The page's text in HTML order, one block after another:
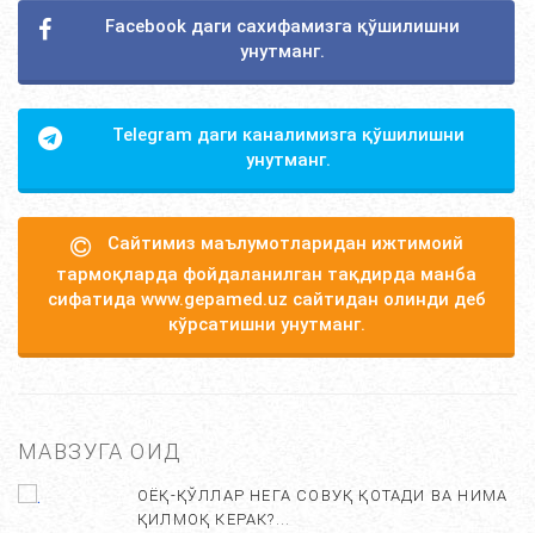
Facebook даги сахифамизга қўшилишни
унутманг.
Telegram даги каналимизга қўшилишни
унутманг.
Сайтимиз маълумотларидан ижтимоий
тармоқларда фойдаланилган тақдирда манба
сифатида www.gepamed.uz сайтидан олинди деб
кўрсатишни унутманг.
МАВЗУГА ОИД
ОЁҚ-ҚЎЛЛАР НЕГА СОВУҚ ҚОТАДИ ВА НИМА
ҚИЛМОҚ КЕРАК?...